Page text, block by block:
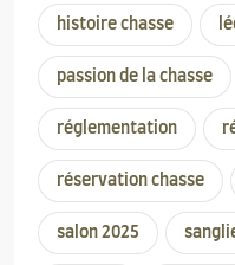
histoire chasse
passion de la chasse
réglementation
réservation chasse
salon 2025